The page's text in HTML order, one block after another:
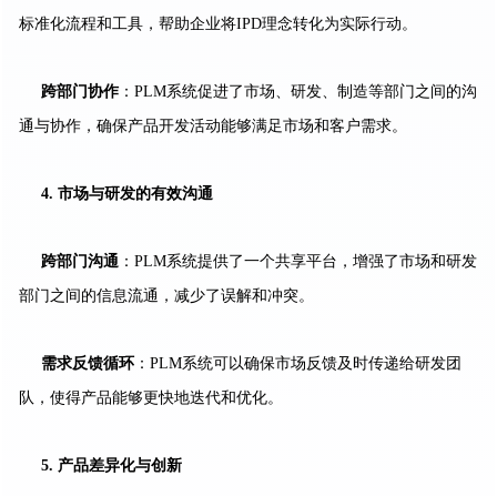
标准化流程和工具，帮助企业将IPD理念转化为实际行动。
跨部门协作：PLM系统促进了市场、研发、制造等部门之间的沟
通与协作，确保产品开发活动能够满足市场和客户需求。
4. 市场与研发的有效沟通
跨部门沟通 ：PLM系统提供了一个共享平台，增强了市场和研发
部门之间的信息流通，减少了误解和冲突。
需求反馈循环 ：PLM系统可以确保市场反馈及时传递给研发团
队，使得产品能够更快地迭代和优化。
5. 产品差异化与创新